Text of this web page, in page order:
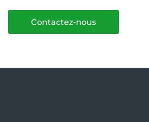
Contactez-nous